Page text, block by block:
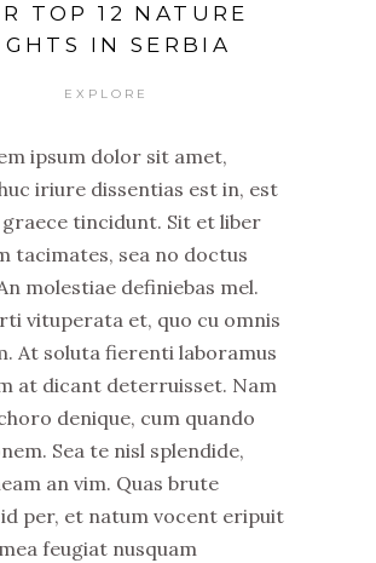
TOP 12 NATURE
IN SERBIA
EXPLORE
ipsum dolor sit amet,
iriure dissentias est in, est
graece tincidunt. Sit et liber
tacimates, sea no doctus
molestiae definiebas mel.
vituperata et, quo cu omnis
At soluta fierenti laboramus
at dicant deterruisset. Nam
denique, cum quando
Sea te nisl splendide,
an vim. Quas brute
per, et natum vocent eripuit
feugiat nusquam